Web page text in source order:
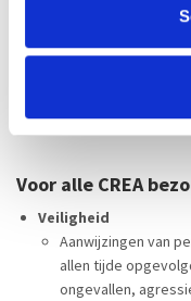
Huisregels
Door het CREA-gebouw
Voor alle CREA
Veiligheid
Aanwijzingen van
allen tijde
ongevallen,